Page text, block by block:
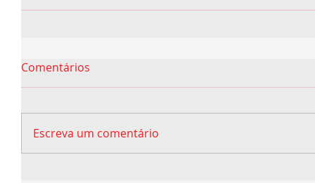
Comentários
Escreva um comentário